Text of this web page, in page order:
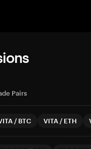
Pairs
/ BTC VITA / ETH